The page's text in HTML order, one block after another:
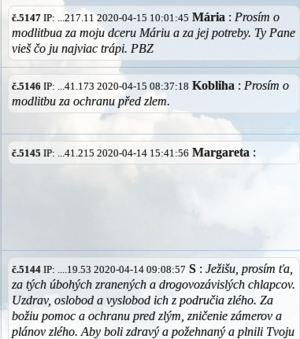
č.5147 IP: ...217.11 2020-04-15 10:01:45 Mária : Prosím o
modlitbua za moju dceru Máriu a za jej potreby. Ty Pane
vieš čo ju najviac trápi. PBZ
č.5146 IP: ...41.173 2020-04-15 08:37:18 Kobliha : Prosím o
modlitbu za ochranu před zlem.
č.5145 IP: ...41.215 2020-04-14 15:41:56 Margareta :
č.5144 IP: ....19.53 2020-04-14 09:08:57 S :Ježišu, prosím ťa,
za tých úbohých zranených a drogovozávislých chlapcov.
Uzdrav, oslobod a vyslobod ich z područia zlého. Za
božiu pomoc a ochranu pred zlým, zničenie zámerov a
plánov zlého. Aby boli zdravý a požehnaný a plnili Tvoju